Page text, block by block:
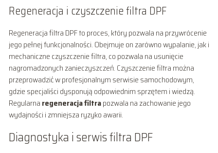
Regeneracja i czyszczenie filtra DPF
Regeneracja filtra DPF to proces, który pozwala na przywrócenie
jego pełnej funkcjonalności. Obejmuje on zarówno wypalanie, jak i
mechaniczne czyszczenie filtra, co pozwala na usunięcie
nagromadzonych zanieczyszczeń. Czyszczenie filtra można
przeprowadzić w profesjonalnym serwisie samochodowym,
gdzie specjaliści dysponują odpowiednim sprzętem i wiedzą.
Regularna regeneracja filtrapozwala na zachowanie jego
wydajności i zmniejsza ryzyko awarii.
Diagnostyka i serwis filtra DPF